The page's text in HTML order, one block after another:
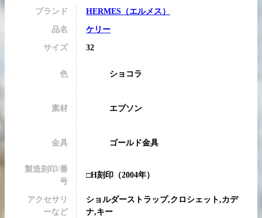
ブランド HERMES （エルメス ）
品名 ケリー
サイズ 32
色 ショコラ
素材 エプソン
金具 ゴールド金具
製造刻印/番
号
□H刻印 （2004年）
アクセサリ
ーなど
ショルダーストラップ,クロシェット,カデ
ナ,キー